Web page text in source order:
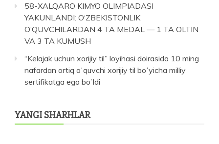
58-XALQARO KIMYO OLIMPIADASI
YAKUNLANDI: O‘ZBEKISTONLIK
O‘QUVCHILARDAN 4 TA MEDAL — 1 TA OLTIN
VA 3 TA KUMUSH
“Kelajak uchun xorijiy til” loyihasi doirasida 10 ming
nafardan ortiq oʻquvchi xorijiy til boʻyicha milliy
sertifikatga ega boʻldi
YANGI SHARHLAR